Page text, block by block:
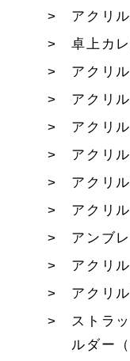
アクリ
卓上カ
アクリ
アクリ
アクリ
アクリ
アクリ
アクリ
アンブ
アクリ
アクリ
ストラ
ルダー